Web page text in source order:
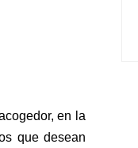
en la
que desean